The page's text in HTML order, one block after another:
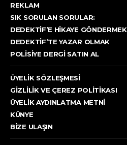
REKLAM
SIK SORULAN SORULAR:
DEDEKTIF’E HIKAYE GÖNDERMEK
DEDEKTIF’TE YAZAR OLMAK
POLISIYE DERGI SATIN AL
ÜYELIK SÖZLEŞMESI
GIZLILIK VE ÇEREZ POLITIKASI
ÜYELIK AYDINLATMA METNI
KÜNYE
BIZE ULAŞIN